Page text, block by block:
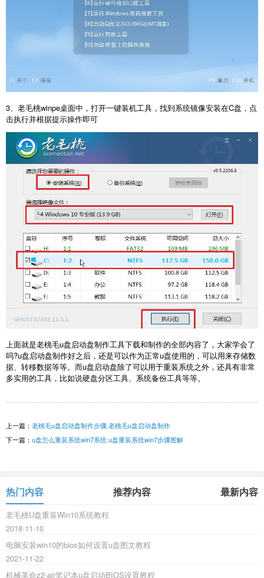
3、老毛桃winpe桌面中，打开一键装机工具，找到系统镜像安装在C盘，点
击执行并根据提示操作即可
上面就是老桃毛u盘启动盘制作工具下载和制作的全部内容了，大家学会了
吗?u盘启动盘制作好之后，还是可以作为正常u盘使用的，可以用来存储数
据、转移数据等等。而u盘启动盘除了可以用于重装系统之外，还具有非常
多实用的工具，比如说硬盘分区工具、系统备份工具等等。
上一篇： 老桃毛u盘启动盘制作步骤,老桃毛u盘启动盘制作
下一篇： u盘怎么重装系统win7系统 u盘重装系统win7步骤图解
热门内容 推荐内容 最新内容
老毛桃U盘重装Win10系统教程
2018-11-10
电脑安装win10的bios如何设置u盘图文教程
2021-11-22
机械革命z2-air笔记本u盘启动BIOS设置教程